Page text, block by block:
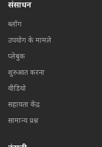
संसाधन
ब्लॉग
उपयोग के मामले
प्लेबुक
शुरुआत करना
वीडियो
सहायता केंद्र
सामान्य प्रश्न